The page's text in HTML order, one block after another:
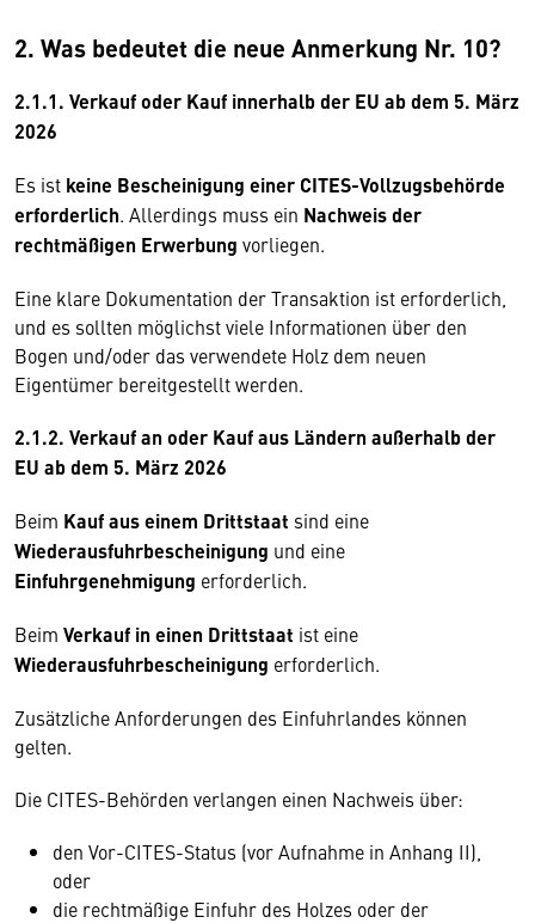
2. Was bedeutet die neue Anmerkung Nr. 10?
2.1.1. Verkauf oder Kauf innerhalb der EU ab dem 5. März
2026
Es ist keine Bescheinigung einer CITES-Vollzugsbehörde
erforderlich. Allerdings muss ein Nachweis der
rechtmäßigen Erwerbung vorliegen.
Eine klare Dokumentation der Transaktion ist erforderlich,
und es sollten möglichst viele Informationen über den
Bogen und/oder das verwendete Holz dem neuen
Eigentümer bereitgestellt werden.
2.1.2. Verkauf an oder Kauf aus Ländern außerhalb der
EU ab dem 5. März 2026
Beim Kauf aus einem Drittstaat sind eine
Wiederausfuhrbescheinigung und eine
Einfuhrgenehmigung erforderlich.
Beim Verkauf in einen Drittstaat ist eine
Wiederausfuhrbescheinigung erforderlich.
Zusätzliche Anforderungen des Einfuhrlandes können
gelten.
Die CITES-Behörden verlangen einen Nachweis über:
den Vor-CITES-Status (vor Aufnahme in Anhang II),
oder
die rechtmäßige Einfuhr des Holzes oder der